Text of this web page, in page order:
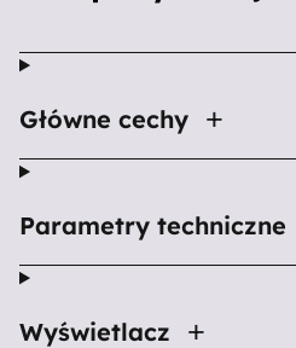
Główne cechy
Parametry techniczne
Wyświetlacz